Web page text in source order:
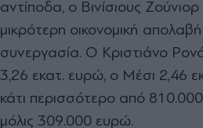
αντίποδα, ο Βινίσιους
μικρότερη οικονομική
συνεργασία. Ο Κριστιάνο
3,26 εκατ. ευρώ, ο Μέσι 2,46
κάτι περισσότερο από
μόλις 309.000 ευρώ.